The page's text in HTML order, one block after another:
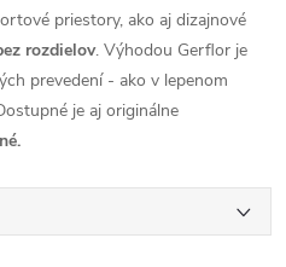
priestory, ako aj dizajnové
rozdielov. Výhodou Gerflor je
prevedení - ako v lepenom
je aj originálne